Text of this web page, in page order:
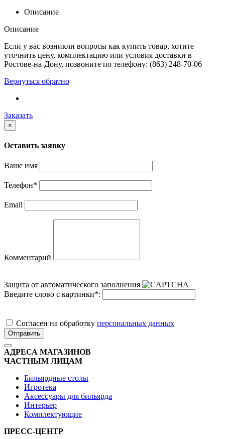
Описание
Описание
Если у вас возникли вопросы как купить товар, хотите
уточнить цену, комплектацию или условия доставки в
Ростове-на-Дону, позвоните по телефону: (863) 248-70-06
Вернуться обратно
Заказать
×
Оставить заявку
Ваше имя
Телефон*
Email
Комментарий
Защита от автоматического заполнения
Введите слово с картинки*:
Cогласен на обработку персональных данных
Отправить
АДРЕСА МАГАЗИНОВ
ЧАСТНЫМ ЛИЦАМ
Бильярдные столы
Игротека
Аксессуары для бильярда
Интерьер
Комплектующие
ПРЕСС-ЦЕНТР